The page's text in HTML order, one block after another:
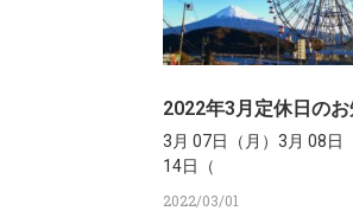
2022年3月定休日の
3月 07日（月）3月 08日
14日（
2022/03/01